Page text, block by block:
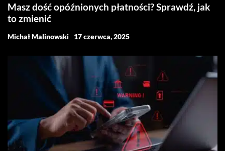
Masz dość opóźnionych płatności? Sprawdź, jak
to zmienić
Michał Malinowski 17 czerwca, 2025